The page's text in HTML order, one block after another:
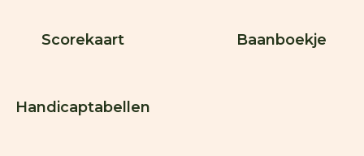
Scorekaart Baanboekje
Handicaptabellen